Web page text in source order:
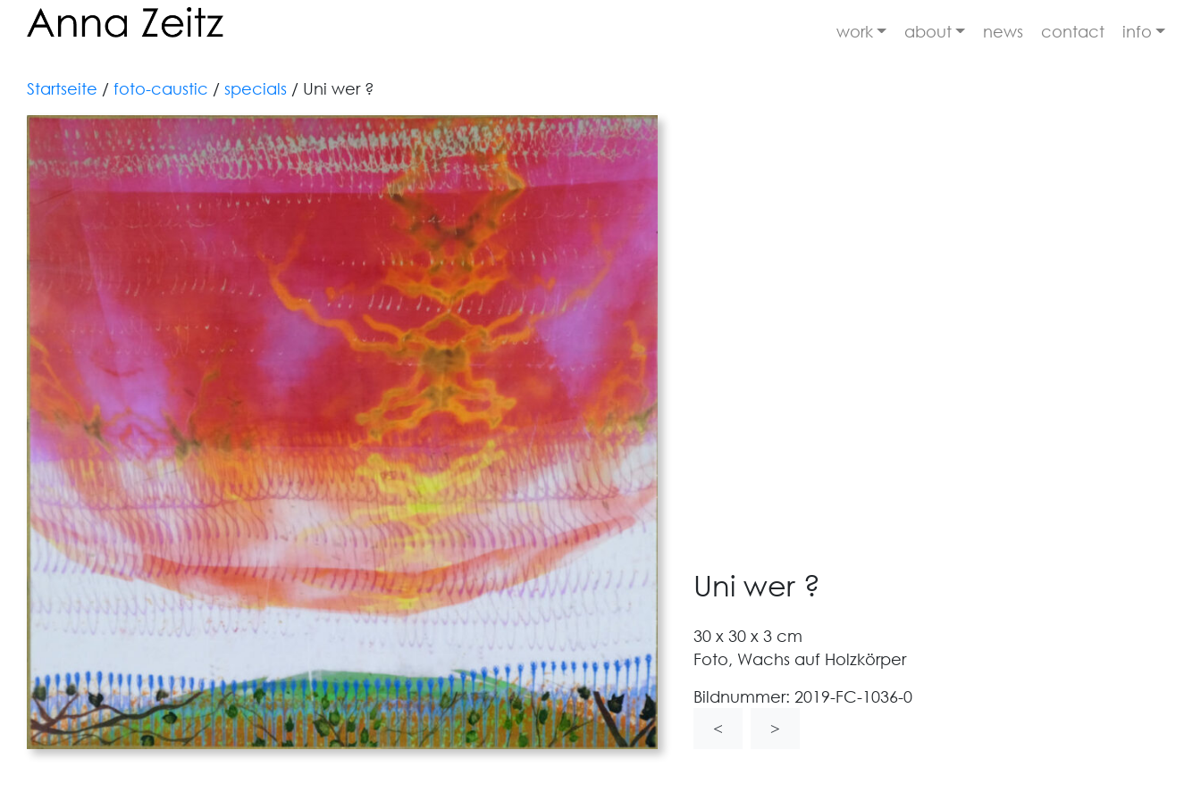
work about news contact info
Startseite / foto-caustic / specials / Uni wer ?
Uni wer ?
30 x 30 x 3 cm
Foto, Wachs auf Holzkörper
Bildnummer: 2019-FC-1036-0
<
>